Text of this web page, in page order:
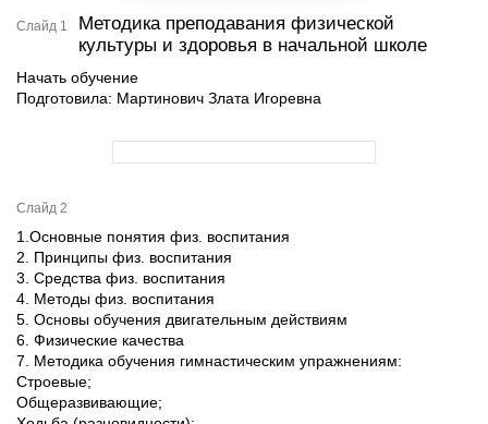
Слайд 1
Методика преподавания физической
культуры и здоровья в начальной школе
Начать обучение
Подготовила: Мартинович Злата Игоревна
Слайд 2
1.Основные понятия физ. воспитания
2. Принципы физ. воспитания
3. Средства физ. воспитания
4. Методы физ. воспитания
5. Основы обучения двигательным действиям
6. Физические качества
7. Методика обучения гимнастическим упражнениям:
Строевые;
Общеразвивающие;